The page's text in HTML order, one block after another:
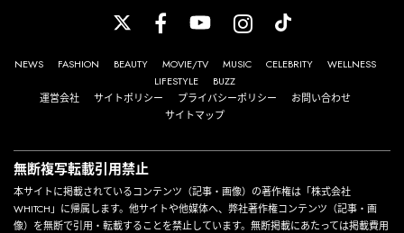
NEWS FASHION BEAUTY MOVIE/TV MUSIC CELEBRITY
WELLNESS
LIFESTYLE
BUZZ
運営会社
サイトポリシー プライバシーポリシー
お問い合わせ
サイトマップ
無断複写転載引用禁止
本サイトに掲載されているコンテンツ（記事・画像）の著作権は「株式会社
WHITCH」に帰属します。他サイトや他媒体へ、弊社著作権コンテンツ（記事・画
像）を無断で引用・転載することを禁止しています。無断掲載にあたっては掲載費用